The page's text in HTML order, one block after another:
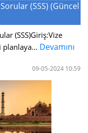
(SSS) (Güncel
(SSS)Giriş:Vize
planlaya... Devamını
09-05-2024 10:59